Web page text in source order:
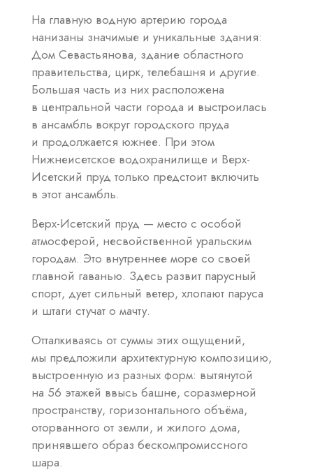
На главную водную артерию города
нанизаны значимые и уникальные здания:
Дом Севастьянова, здание областного
правительства, цирк, телебашня и другие.
Большая часть из них расположена
в центральной части города и выстроилась
в ансамбль вокруг городского пруда
и продолжается южнее. При этом
Нижнеисетское водохранилище и Верх-
Исетский пруд только предстоит включить
в этот ансамбль.
Верх-Исетский пруд — место с особой
атмосферой, несвойственной уральским
городам. Это внутреннее море со своей
главной гаванью. Здесь развит парусный
спорт, дует сильный ветер, хлопают паруса
и штаги стучат о мачту.
Отталкиваясь от суммы этих ощущений,
мы предложили архитектурную композицию,
выстроенную из разных форм: вытянутой
на 56 этажей ввысь башне, соразмерной
пространству, горизонтального объёма,
оторванного от земли, и жилого дома,
принявшего образ бескомпромиссного
шара.